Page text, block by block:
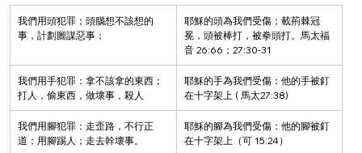
我們用頭犯罪；頭腦想不該想的
事，計劃圖謀惡事；
耶穌的頭為我們受傷；載荊棘冠
冕，頭被棒打，被拳頭打。馬太福
音 26:66；27:30-31
我們用手犯罪：拿不該拿的東西；
打人，偷東西，做壞事，殺人
耶穌的手為我們受傷：他的手被釘
在十字架上 ( 馬太27:38)
我們用腳犯罪：走歪路，不行正
道；用腳踢人；走去幹壞事。
耶穌的腳為我們受傷：他的腳被釘
在十字架上（可 15:24）